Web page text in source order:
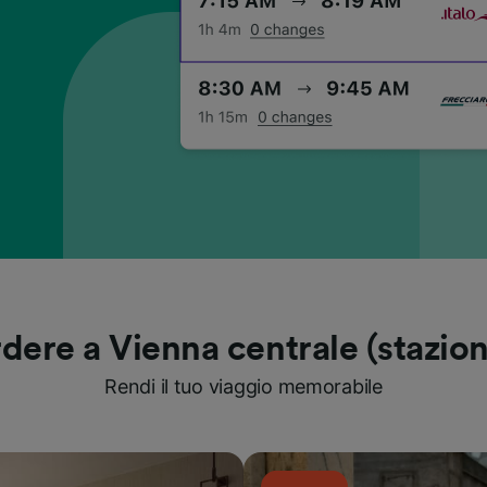
a Vienna centrale
Rendi il tuo viaggio memorabile